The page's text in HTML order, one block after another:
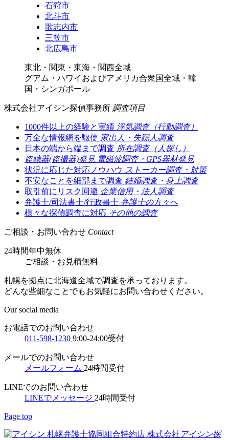
石狩市
北斗市
歌志内市
三笠市
北広島市
東北・関東・東海・関西全域
グアム・ハワイおよびアメリカ合衆国全域・韓
国・シンガポール
株式会社アイシン探偵事務所 調査項目
1000件以上の経験と実績 浮気調査（行動調査）
万全な情報網を駆使 家出人・失踪人調査
日本の端から端まで調査 所在調査（人探し）
盗聴器(盗撮器)発見 電磁波調査・GPS器材発見
状況に応じた対応ノウハウ ストーカー調査・対策
不安なことを細部まで調査 結婚調査・身上調査
取引前にリスク回避 企業信用・法人調査
弁護士/司法書士/行政書士 弁護士の方々へ
様々な探偵調査に対応 その他の調査
ご相談・お問い合わせ Contact
24時間年中無休
ご相談 ・ お見積無料
札幌を拠点に北海道全域で調査を承っております。
どんな些細なことでもお気軽にお問い合わせください。
Our social media
お電話でのお問い合わせ
011-598-1230 9:00-24:00受付
メールでのお問い合わせ
メールフォーム 24時間受付
LINEでのお問い合わせ
LINEでメッセージ 24時間受付
Page top
札幌弁護士協同組合特約店 株式会社 アイシン探